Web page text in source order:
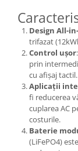
Design All-
trifazat
Control ușor
prin
cu afișaj tactil.
Aplicații
fi reducerea
cuplarea AC
costurile.
Baterie
(LiFePO4)